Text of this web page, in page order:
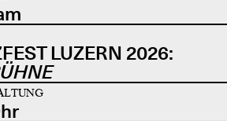
LUZERN 2026: